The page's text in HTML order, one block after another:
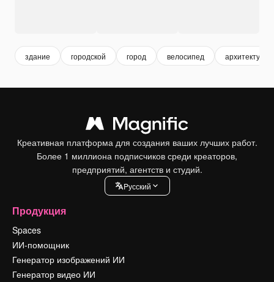
здание городской город велосипед архитектура
Креативная платформа для создания ваших лучших работ.
Более 1 миллиона подписчиков среди креаторов,
предприятий, агентств и студий.
Pусский
Продукция
Spaces
ИИ-помощник
Генератор изображений ИИ
Генератор видео ИИ